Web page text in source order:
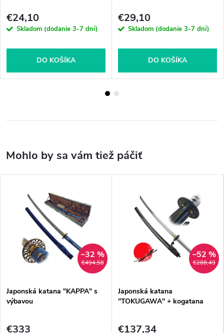
€24,10
Skladom (dodanie 3-7 dní)
DO KOŠÍKA
€29,10
Skladom (dodanie 3-7 dní)
DO KOŠÍKA
€494,58
–32 %
Japonská katana "KAPPA" s
výbavou
€333
€288,49
–52 %
Japonská katana
"TOKUGAWA" + kogatana
€137,34